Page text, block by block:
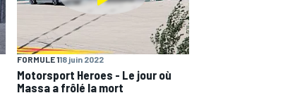
FORMULE 118 juin 2022
Motorsport Heroes - Le jour où
Massa a frôlé la mort